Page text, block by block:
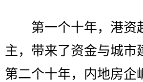
第一个十年，港资
主，带来了资金与城市
第二个十年，内地房企